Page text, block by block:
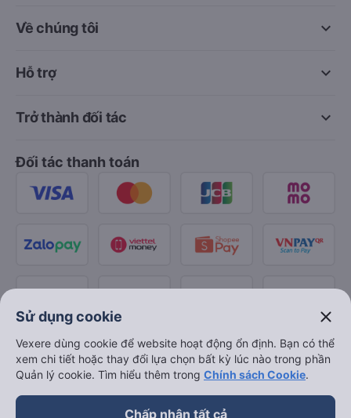
keyboard_arrow_down
Về chúng tôi
keyboard_arrow_down
Hỗ trợ
keyboard_arrow_down
Trở thành đối tác
Đối tác thanh toán
Sử dụng cookie close
Vexere dùng cookie để website hoạt động ổn định. Bạn có thể
xem chi tiết hoặc thay đổi lựa chọn bất kỳ lúc nào trong phần
Quản lý cookie. Tìm hiểu thêm trong Chính sách Cookie.
Chấp nhận tất cả